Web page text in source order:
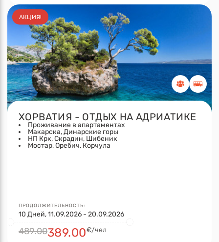
АКЦИЯ!
ХОРВАТИЯ - ОТДЫХ НА АДРИАТИКЕ
Проживание в апартаментах
Макарска, Динарские горы
НП Крк, Скрадин, Шибеник
Мостар, Оребич, Корчула
ПРОДОЛЖИТЕЛЬНОСТЬ:
10 Дней, 11.09.2026 - 20.09.2026
489.00389.00€/чел